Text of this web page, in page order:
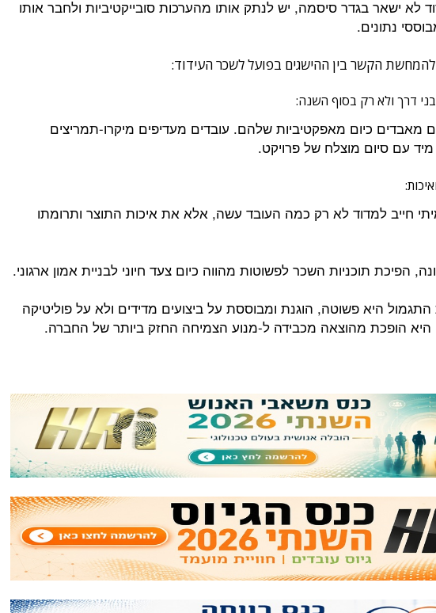
לא ישאר בגדר סיסמה, יש לנתק אותו מהערכות סובייקטיביות ולחבר אותו
נתונים.
מאבדים כיום מאפקטיביות שלהם. עובדים מעדיפים מיקרו-תמריצים
עם סיום מוצלח של פרויקט.
חייב למדוד לא רק כמה העובד עשה, אלא את איכות התוצר ותרומתו
הפיכת תוכניות השכר לפשוטות מהווה כיום צעד חיוני לבניית אמון ארגוני.
היא פשוטה, הוגנת ומבוססת על ביצועים מדידים ולא על פוליטיקה
היא הופכת מהוצאה מכבידה ל-מנוע הצמיחה החזק ביותר של החברה.